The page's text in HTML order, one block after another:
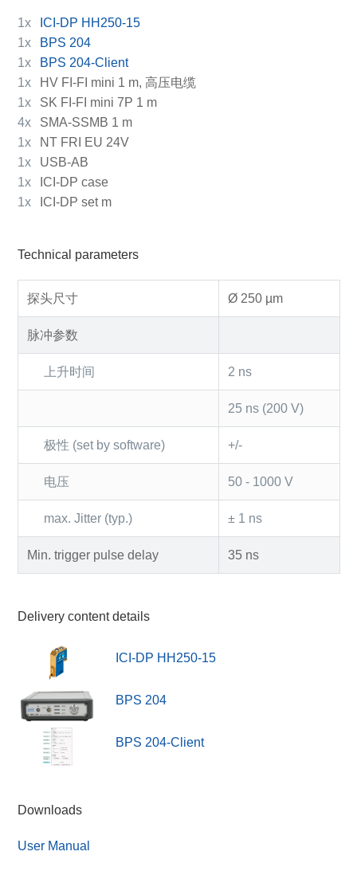
1x
ICI-DP HH250-15
1x
BPS 204
1x
BPS 204-Client
1x
HV FI-FI mini 1 m, 高压电缆
1x
SK FI-FI mini 7P 1 m
4x
SMA-SSMB 1 m
1x
NT FRI EU 24V
1x
USB-AB
1x
ICI-DP case
1x
ICI-DP set m
Technical parameters
探头尺寸 Ø 250 µm
脉冲参数
上升时间 2 ns
25 ns (200 V)
极性 (set by software) +/-
电压 50 - 1000 V
max. Jitter (typ.) ± 1 ns
Min. trigger pulse delay 35 ns
Delivery content details
ICI-DP HH250-15
BPS 204
BPS 204-Client
Downloads
User Manual